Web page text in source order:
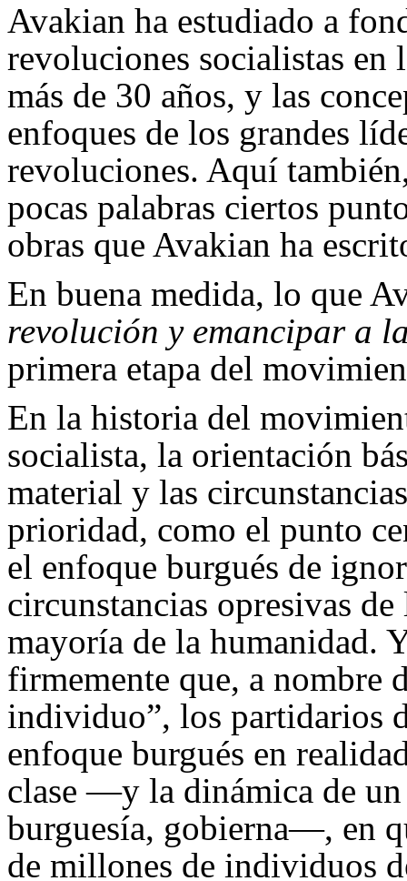
Avakian ha estudiado a
revoluciones socialistas
más de 30 años, y las
enfoques de los grandes
revoluciones. Aquí
pocas palabras ciertos
obras que Avakian ha
En buena medida, lo que
revolución y emancipar a
primera etapa del
En la historia del
socialista, la orientación
material y las
prioridad, como el punto
el enfoque burgués de
circunstancias opresivas
mayoría de la humanidad.
firmemente que, a nombre
individuo”, los partidarios
enfoque burgués en
clase —y la dinámica de un
burguesía, gobierna—, en
de millones de individuos